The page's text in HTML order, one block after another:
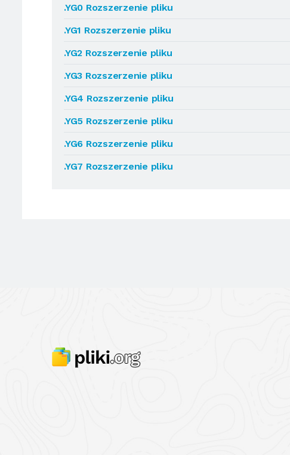
.YG0 Rozszerzenie pliku
.YG1 Rozszerzenie pliku
.YG2 Rozszerzenie pliku
.YG3 Rozszerzenie pliku
.YG4 Rozszerzenie pliku
.YG5 Rozszerzenie pliku
.YG6 Rozszerzenie pliku
.YG7 Rozszerzenie pliku